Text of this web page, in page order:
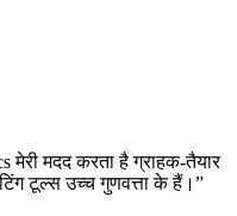
मदद करता है ग्राहक-तैयार
टूल्स उच्च गुणवत्ता के हैं। ”